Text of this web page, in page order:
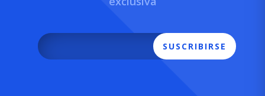
SUSCRIBIRSE